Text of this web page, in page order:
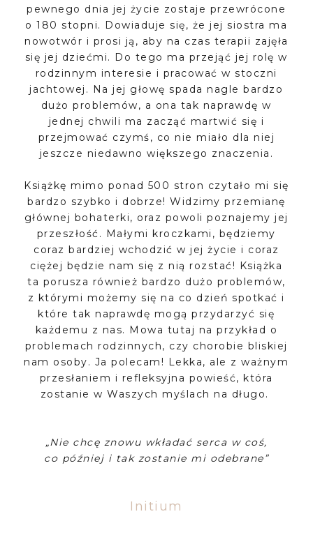
pewnego dnia jej życie zostaje przewrócone
o 180 stopni. Dowiaduje się, że jej siostra ma
nowotwór i prosi ją, aby na czas terapii zajęła
się jej dziećmi. Do tego ma przejąć jej rolę w
rodzinnym interesie i pracować w stoczni
jachtowej. Na jej głowę spada nagle bardzo
dużo problemów, a ona tak naprawdę w
jednej chwili ma zacząć martwić się i
przejmować czymś, co nie miało dla niej
jeszcze niedawno większego znaczenia.
Książkę mimo ponad 500 stron czytało mi się
bardzo szybko i dobrze! Widzimy przemianę
głównej bohaterki, oraz powoli poznajemy jej
przeszłość. Małymi kroczkami, będziemy
coraz bardziej wchodzić w jej życie i coraz
ciężej będzie nam się z nią rozstać! Książka
ta porusza również bardzo dużo problemów,
z którymi możemy się na co dzień spotkać i
które tak naprawdę mogą przydarzyć się
każdemu z nas. Mowa tutaj na przykład o
problemach rodzinnych, czy chorobie bliskiej
nam osoby. Ja polecam! Lekka, ale z ważnym
przesłaniem i refleksyjna powieść, która
zostanie w Waszych myślach na długo.
„Nie chcę znowu wkładać serca w coś,
co później i tak zostanie mi odebrane”
Initium